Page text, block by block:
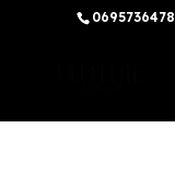
0695736478